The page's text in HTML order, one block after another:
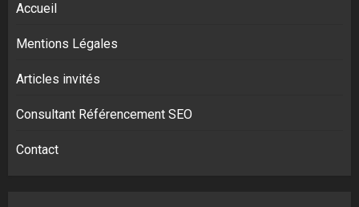
Accueil
Mentions Légales
Articles invités
Consultant Référencement SEO
Contact